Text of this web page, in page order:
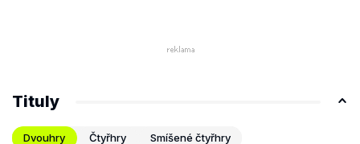
Tituly
Dvouhry Čtyřhry Smíšené čtyřhry